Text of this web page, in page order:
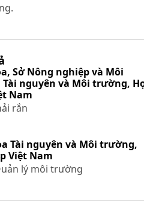
Sở Nông nghiệp và Môi
nguyên và Môi trường,
Nam
rắn
Tài nguyên và Môi trường,
Việt Nam
lý môi trường